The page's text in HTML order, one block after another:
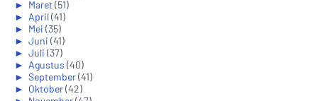
► Maret(51)
► April(41)
► Mei (35)
► Juni (41)
► Juli (37)
► Agustus (40)
► September(41)
► Oktober(42)